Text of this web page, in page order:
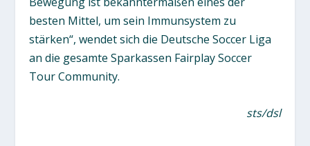
besten Mittel, um sein Immunsystem zu
stärken“, wendet sich die Deutsche Soccer Liga
an die gesamte Sparkassen Fairplay Soccer
Tour Community.
sts/dsl